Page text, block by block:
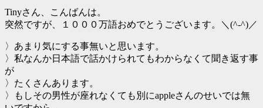
Tinyさん、こんばんは。
突然ですが、１０００万語おめでとうございます。＼(^-^)／
〉あまり気にする事無いと思います。
〉私なんか日本語で話かけられてもわからなくて聞き返す事
が
〉たくさんあります。
〉もしその男性が座れなくても別にappleさんのせいでは無